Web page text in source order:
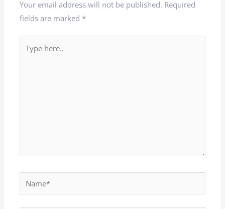
Your email address will not be published. Required
fields are marked *